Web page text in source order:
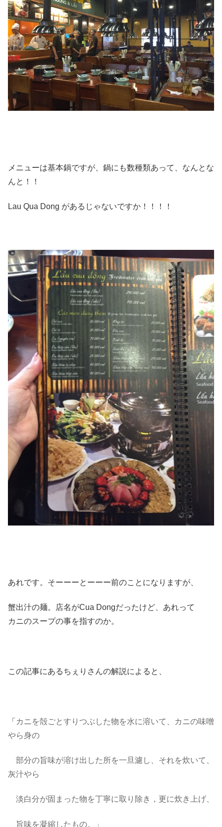
メニューは基本鍋ですが、鍋にも数種類あって、なんとな
んと！！
Lau Qua Dong があるじゃないですか！！！！
あれです。そーーーとーーー前のことになりますが、
蟹出汁の麺。
店名がCua Dongだったけど、あれって
カニのスープの事を指すのか。
この記事にあるちぇりさんの解説によると、
「 カニを殻ごとすりつぶした物を水に溶いて、カニの味噌
やら身の
部分の旨味が溶け出した所を一旦濾し、それを炊いて、
灰汁やら
淡白分が固まった物を丁寧に取り除き，更に炊き上げ、
旨味を凝縮したもの。」